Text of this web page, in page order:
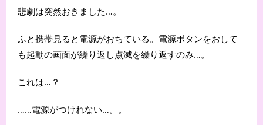
悲劇は突然おきました…。
ふと携帯見ると電源がおちている。電源ボタンをおして
も起動の画面が繰り返し点滅を繰り返すのみ…。
これは…？
……電源がつけれない…。。